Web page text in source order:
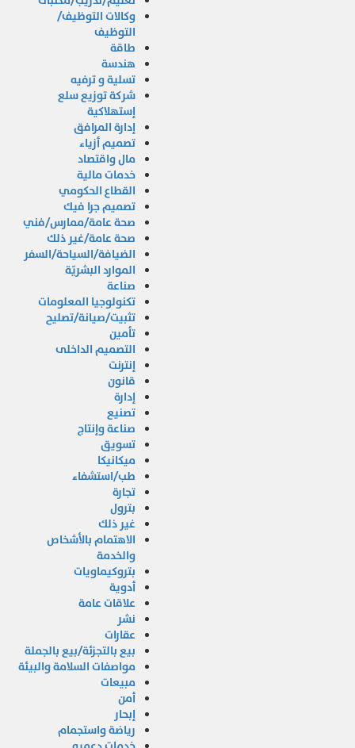
وكالات التوظيف/
التوظيف
طاقة
هندسة
تسلية و ترفيه
شركة توزيع سلع
إستهلاكية
إدارة المرافق
تصميم أزياء
مال واقتصاد
خدمات مالية
القطاع الحكومي
تصميم جرا فيك
صحة عامة/ممارس/فني
صحة عامة/غير ذلك
الضيافة/السياحة/السفر
الموارد البشريّة
صناعة
تكنولوجيا المعلومات
تثبيت/صيانة/تصليح
تأمين
التصميم الداخلى
إنترنت
قانون
إدارة
تصنيع
صناعة وإنتاج
تسويق
ميكانيكا
طب/استشفاء
تجارة
بترول
غير ذلك
الاهتمام بالأشخاص
والخدمة
بتروكيماويات
أدوية
علاقات عامة
نشر
عقارات
بيع بالتجزئة/بيع بالجملة
مواصفات السلامة والبيئة
مبيعات
أمن
إبحار
رياضة واستجمام